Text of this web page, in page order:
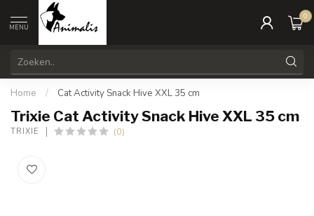
MENU
0
Home / Cat Activity Snack Hive XXL 35 cm
Trixie Cat Activity Snack Hive XXL 35 cm
TRIXIE (0)